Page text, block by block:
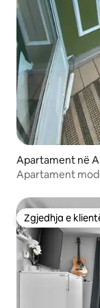
Apartament në
Apartament
Zgjedhja e
Zgjedhja e